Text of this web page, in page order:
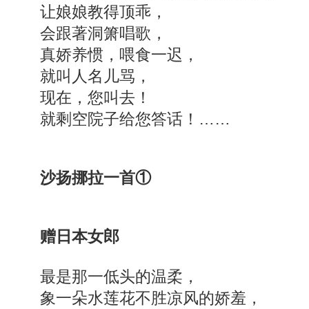
让娘娘教得顶乖，
会跟著洞箫唱歌，
真娇养惯，喂食一迟，
就叫人名儿骂，
现在，您叫去！
就剩空院子给您答话！……
沙扬挪拉一首①
赠日本女郎
最是那一低头的温柔，
象一朵水莲花不胜凉风的娇羞，